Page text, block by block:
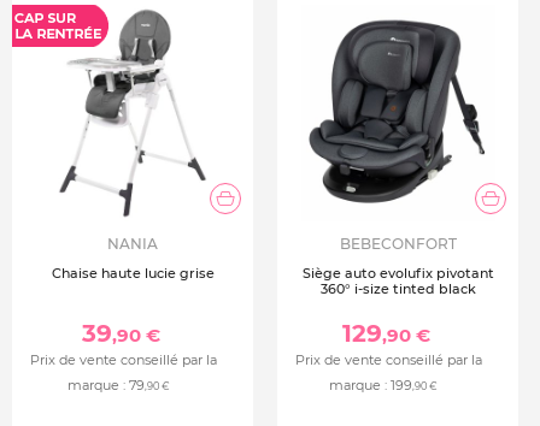
NANIA
Chaise haute lucie grise
39,90 €
Prix de vente conseillé par la
marque : 79,90 €
BEBECONFORT
Siège auto evolufix pivotant
360° i-size tinted black
129,90 €
Prix de vente conseillé par la
marque : 199,90 €